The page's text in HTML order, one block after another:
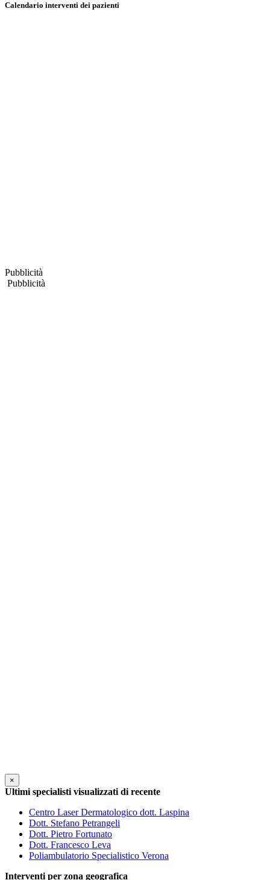
Calendario interventi dei pazienti
Pubblicità
Pubblicità
×
Ultimi specialisti visualizzati di recente
Centro Laser Dermatologico dott. Laspina
Dott. Stefano Petrangeli
Dott. Pietro Fortunato
Dott. Francesco Leva
Poliambulatorio Specialistico Verona
Interventi per zona geografica